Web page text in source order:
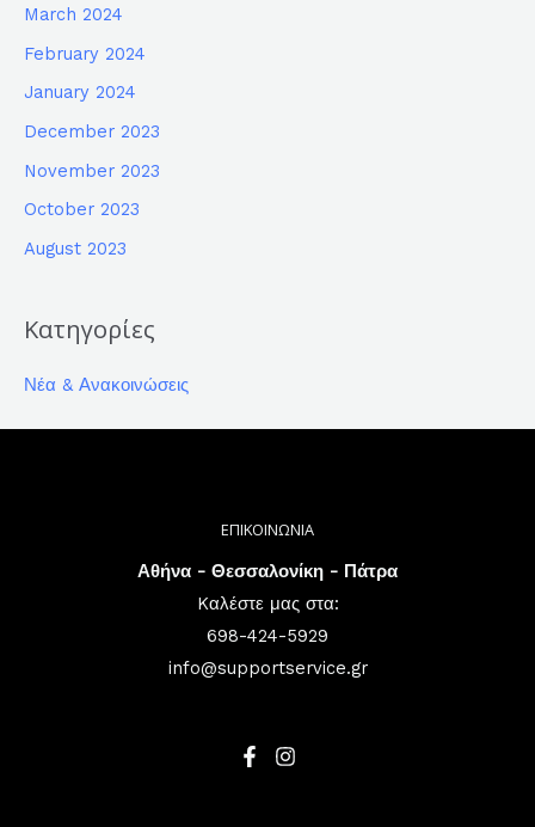
March 2024
February 2024
January 2024
December 2023
November 2023
October 2023
August 2023
Κατηγορίες
Νέα & Ανακοινώσεις
ΕΠΙΚΟΙΝΩΝΙΑ
Αθήνα - Θεσσαλονίκη - Πάτρα
Kαλέστε μας στα:
698-424-5929
info@supportservice.gr